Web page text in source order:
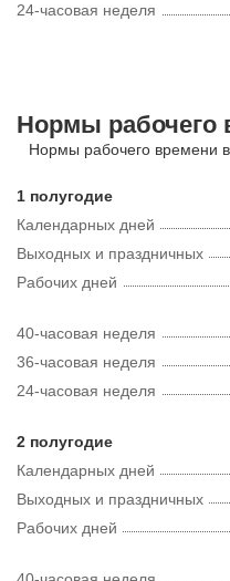
24-часовая неделя
Нормы рабочего
Нормы рабочего времени
1 полугодие
Календарных дней
Рабочих дней
Выходных и праздничных
40-часовая неделя
36-часовая неделя
24-часовая неделя
2 полугодие
Календарных дней
Рабочих дней
Выходных и праздничных